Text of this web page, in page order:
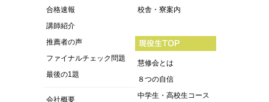
合格速報
講師紹介
推薦者の声
ファイナルチェック問題
最後の1題
会社概要
校舎・寮案内
慧修会とは
８つの自信
中学生・高校生コース